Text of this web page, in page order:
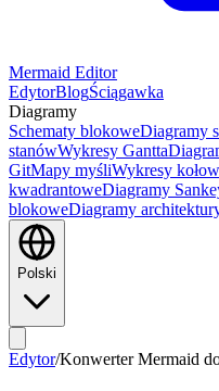
Mermaid Editor
EdytorBlogŚciągawka
Diagramy
Schematy blokoweDiagramy
stanówWykresy Gantta
GitMapy myśliWykresy
kwadrantoweDiagramy
blokoweDiagramy
Polski
Edytor/Konwerter Mermaid